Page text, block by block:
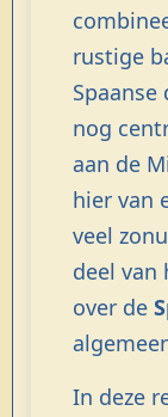
rustige
nog
aan de
hier van
veel
deel van
over de
In deze